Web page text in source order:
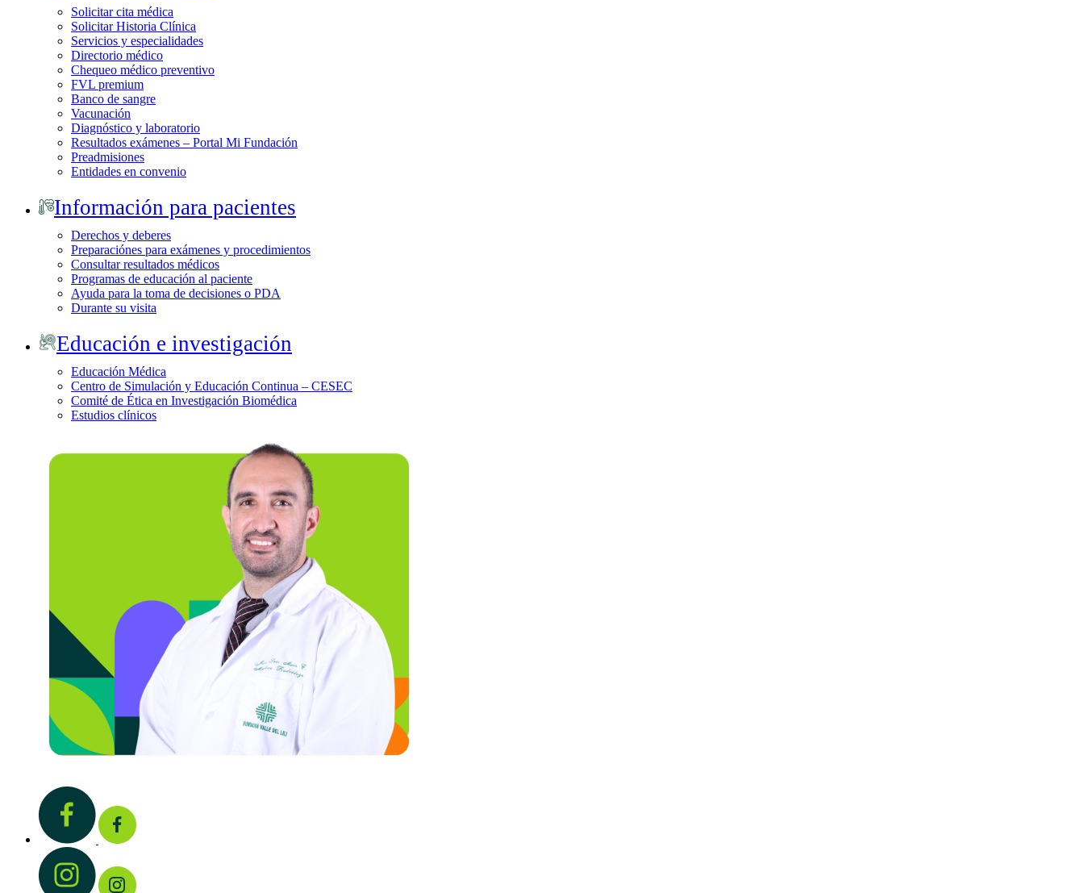
Solicitar cita médica
Solicitar Historia Clínica
Servicios y especialidades
Directorio médico
Chequeo médico preventivo
FVL premium
Banco de sangre
Vacunación
Diagnóstico y laboratorio
Resultados exámenes – Portal Mi Fundación
Preadmisiones
Entidades en convenio
Información para pacientes
Derechos y deberes
Preparaciónes para exámenes y procedimientos
Consultar resultados médicos
Programas de educación al paciente
Ayuda para la toma de decisiones o PDA
Durante su visita
Educación e investigación
Educación Médica
Centro de Simulación y Educación Continua – CESEC
Comité de Ética en Investigación Biomédica
Estudios clínicos